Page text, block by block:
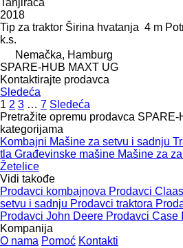
Tanjirača
2018
Tip za traktor Širina hvatanja 4 m
k.s.
Nemačka, Hamburg
SPARE-HUB MAXT UG
Kontaktirajte prodavca
Sledeća
1 2 3 … 7 Sledeća
Pretražite opremu prodavca
kategorijama
Kombajni Mašinе za setvu i sadnju
tla Građevinske mašine Mašine za
Žetelice
Vidi takođe
Prodavci kombajnova Prodavci Claas
setvu i sadnju Prodavci traktora
Prodavci John Deere Prodavci Case
Kompanija
O nama Pomoć Kontakti